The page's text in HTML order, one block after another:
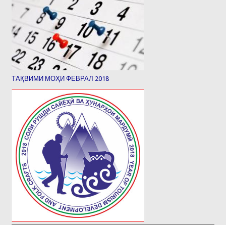
ТАҚВИМИ МОҲИ ФЕВРАЛ 2018